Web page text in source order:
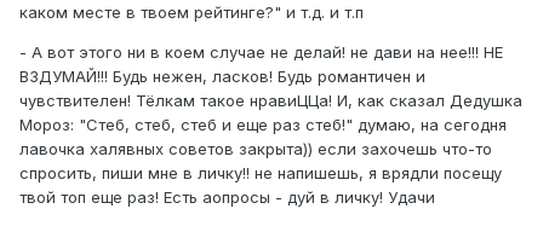
каком месте в твоем рейтинге?" и т.д. и т.п
- А вот этого ни в коем случае не делай! не дави на нее!!! НЕ
ВЗДУМАЙ!!! Будь нежен, ласков! Будь романтичен и
чувствителен! Тёлкам такое нравиЦЦа! И, как сказал Дедушка
Мороз: "Стеб, стеб, стеб и еще раз стеб!" думаю, на сегодня
лавочка халявных советов закрыта)) если захочешь что-то
спросить, пиши мне в личку!! не напишешь, я врядли посещу
твой топ еще раз! Есть аопросы - дуй в личку! Удачи